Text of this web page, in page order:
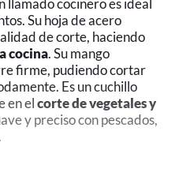
llamado cocinero es ideal
Su hoja de acero
de corte, haciendo
cocina. Su mango
firme, pudiendo cortar
Es un cuchillo
en elcorte de vegetales y
y preciso con pescados,